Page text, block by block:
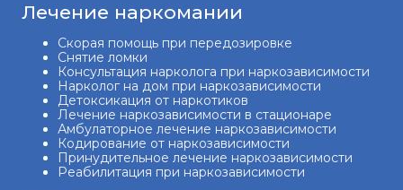
Лечение наркомании
Скорая помощь при передозировке
Снятие ломки
Консультация нарколога при наркозависимости
Нарколог на дом при наркозависимости
Детоксикация от наркотиков
Лечение наркозависимости в стационаре
Амбулаторное лечение наркозависимости
Кодирование от наркозависимости
Принудительное лечение наркозависимости
Реабилитация при наркозависимости